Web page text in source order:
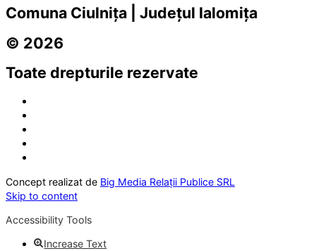
Comuna Ciulnița | Județul Ialomița
© 2026
Toate drepturile rezervate
Concept realizat de Big Media Relații Publice SRL
Skip to content
Accessibility Tools
Increase Text